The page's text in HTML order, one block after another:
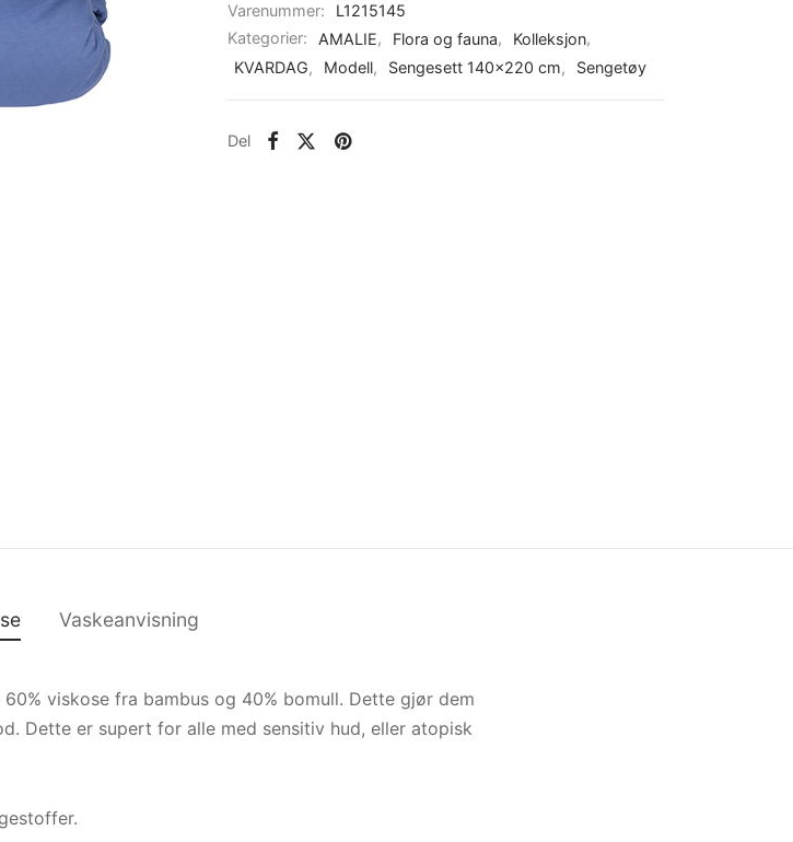
Varenummer:
L1215145
Kategorier:
AMALIE, Flora og fauna, Kolleksjon,
KVARDAG, Modell, Sengesett 140x220 cm, Sengetøy
Del
Vaskeanvisning
viskose fra bambus og 40% bomull. Dette gjør dem
Dette er supert for alle med sensitiv hud, eller atopisk